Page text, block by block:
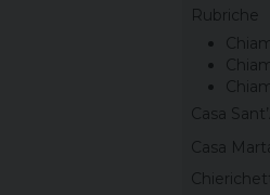
Rubriche
Casa
Casa